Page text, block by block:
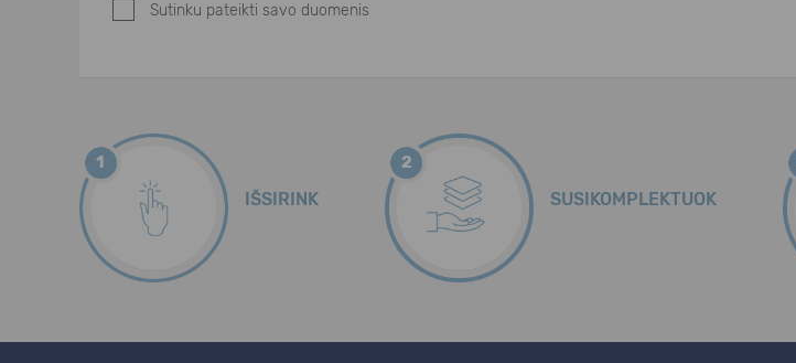
Sutinku pateikti savo duomenis
1
IŠSIRINK
2
SUSIKOMPLEKTUOK